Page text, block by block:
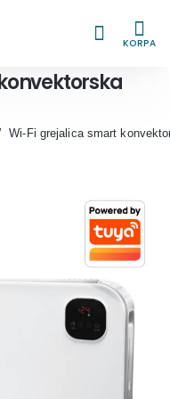
KORPA
Wi-Fi grejalica smart